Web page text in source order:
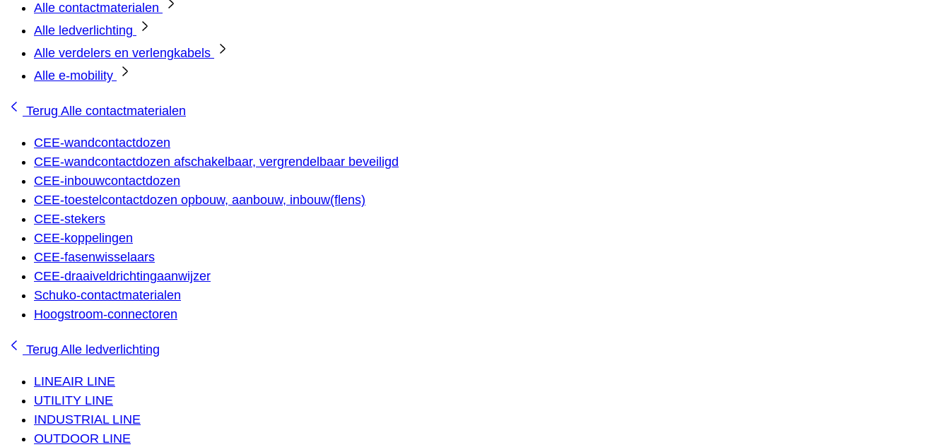
Alle contactmaterialen
Alle ledverlichting
Alle verdelers en verlengkabels
Alle e-mobility
Terug Alle contactmaterialen
CEE-wandcontactdozen
CEE-wandcontactdozen afschakelbaar, vergrendelbaar beveiligd
CEE-inbouwcontactdozen
CEE-toestelcontactdozen opbouw, aanbouw, inbouw(flens)
CEE-stekers
CEE-koppelingen
CEE-fasenwisselaars
CEE-draaiveldrichtingaanwijzer
Schuko-contactmaterialen
Hoogstroom-connectoren
Terug Alle ledverlichting
LINEAIR LINE
UTILITY LINE
INDUSTRIAL LINE
OUTDOOR LINE